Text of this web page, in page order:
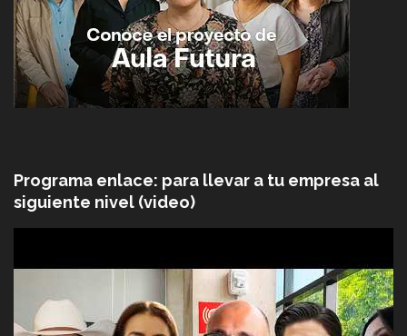
Programa enlace: para llevar a tu empresa al
siguiente nivel (video)